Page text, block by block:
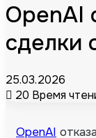
OpenAI
сделки
25.03.2026
20 Время
OpenAI